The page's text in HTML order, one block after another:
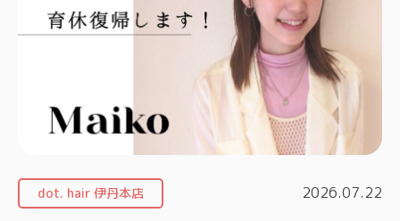
dot. hair 伊丹本店 2026.07.22